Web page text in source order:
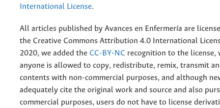
International License.
All articles published by Avances en Enfermería are
the Creative Commons Attribution 4.0 International
2020, we added the CC-BY-NC recognition to the license,
anyone is allowed to copy, redistribute, remix, transmit
contents with non-commercial purposes, and although
adequately cite the original work and source and also
commercial purposes, users do not have to license